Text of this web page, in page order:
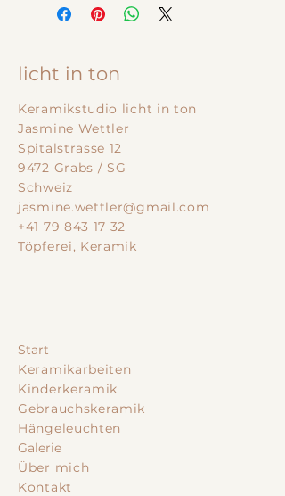
licht in ton
Keramikstudio licht in ton
Jasmine Wettler
Spitalstrasse 12
9472 Grabs / SG
Schweiz
jasmine.wettler@gmail.com
+41 79 843 17 32
Töpferei, Keramik
Start
Keramikarbeiten
Kinderkeramik
Gebrauchskeramik
Hängeleuchten
Galerie
Über mich
Kontakt